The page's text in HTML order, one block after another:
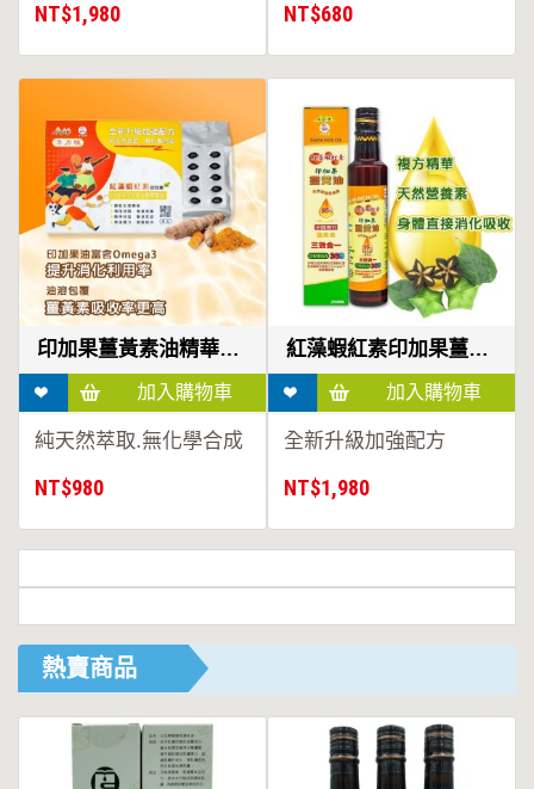
果
膠
囊
最
新
消
息
NT$1,980 NT$680
印加果薑黃素油精華膠囊
加入追蹤
純天然萃取.無化學合成
NT$980
紅藻蝦紅素印加果薑黃油
加入追蹤
全新升級加強配方
NT$1,980
熱賣商品